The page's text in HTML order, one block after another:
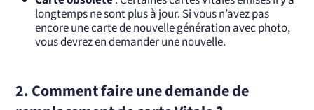
longtemps ne sont plus à jour. Si vous n’avez pas
encore une carte de nouvelle génération avec photo,
vous devrez en demander une nouvelle.
2. Comment faire une demande de